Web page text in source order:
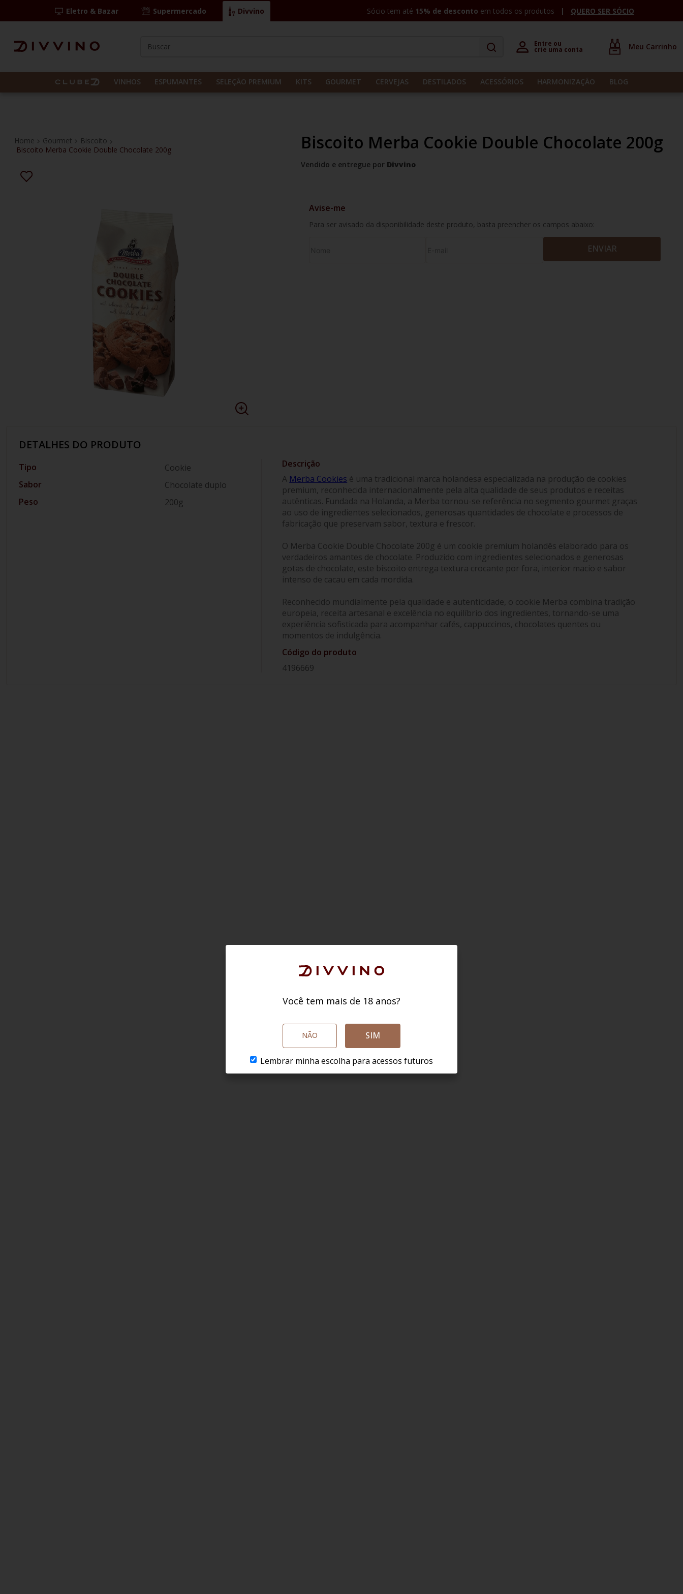
Eletro & Bazar Supermercado Divvino Sócio tem até 15% de desconto em todos os produtos QUERO SER SÓCIO
º las camelias
5 º itália
chablis
Entre ou
crie uma conta
VINHOS ESPUMANTES SELEÇÃO PREMIUM KITS GOURMET CERVEJAS DESTILADOS ACESSÓRIOS HARMONIZAÇÃO BLOG
Gourmet
Biscoito
Biscoito Merba Cookie Double Chocolate 200g
Biscoito Merba Cookie Double Chocolate 200g
Vendido e entregue por Divvino
Avise-me
Para ser avisado da disponibilidade deste produto, basta preencher os campos abaixo:
ENVIAR
DETALHES DO PRODUTO
Tipo
Cookie
Sabor
Chocolate duplo
Peso
200g
A Merba Cookies é uma tradicional marca holandesa especializada na produção de cookies
premium, reconhecida internacionalmente pela alta qualidade de seus produtos e receitas
autênticas. Fundada na Holanda, a Merba tornou-se referência no segmento gourmet graças
ao uso de ingredientes selecionados, generosas quantidades de chocolate e processos de
fabricação que preservam sabor, textura e frescor.
O Merba Cookie Double Chocolate 200g é um cookie premium holandês elaborado para os
verdadeiros amantes de chocolate. Produzido com ingredientes selecionados e generosas
gotas de chocolate, este biscoito entrega textura crocante por fora, interior macio e sabor
intenso de cacau em cada mordida.
Reconhecido mundialmente pela qualidade e autenticidade, o cookie Merba combina tradição
europeia, receita artesanal e excelência no equilíbrio dos ingredientes, tornando-se uma
experiência sofisticada para acompanhar cafés, cappuccinos, chocolates quentes ou
momentos de indulgência.
Código do produto
4196669
Você tem mais de 18 anos?
NÃO SIM
Lembrar minha escolha para acessos futuros